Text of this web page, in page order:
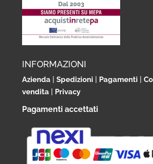
INFORMAZIONI
Azienda| Spedizioni Pagamenti
vendita| Privacy
Pagamenti accettati